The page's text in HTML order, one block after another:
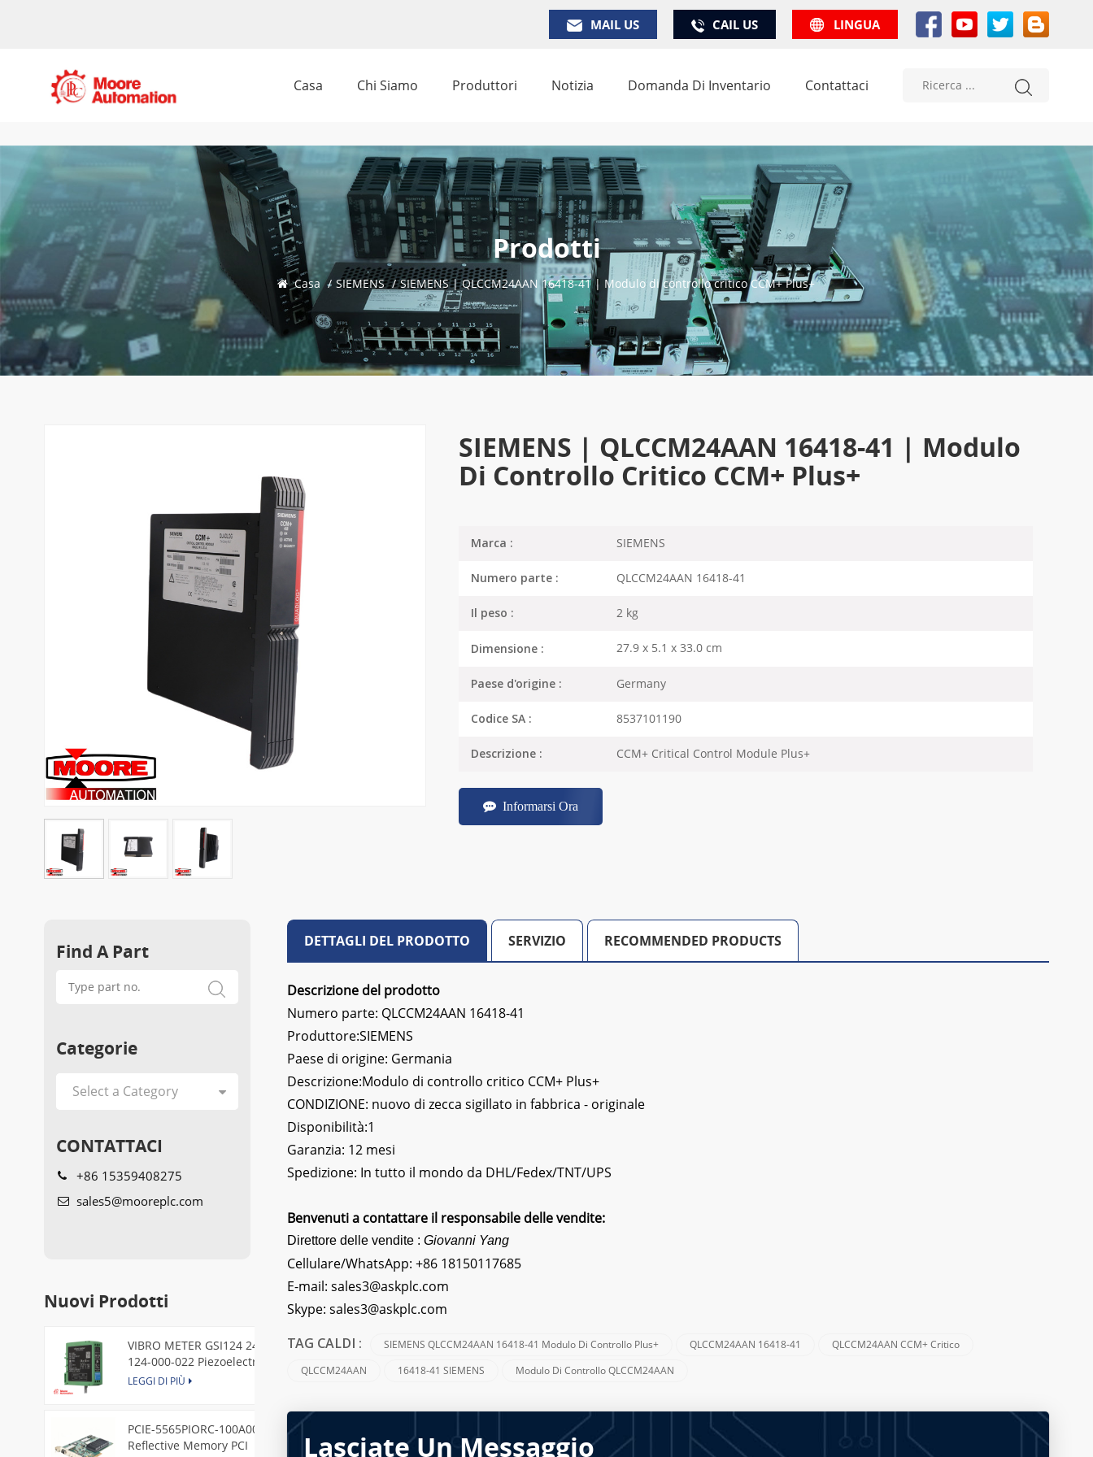
MAIL US CAIL US LINGUA
Casa Chi Siamo Produttori Notizia Domanda Di Inventario Contattaci
Prodotti
Casa / SIEMENS / SIEMENS | QLCCM24AAN 16418-41 | Modulo di controllo critico CCM+ Plus+
SIEMENS | QLCCM24AAN 16418-41 | Modulo
Di Controllo Critico CCM+ Plus+
Marca : SIEMENS
Numero parte : QLCCM24AAN 16418-41
Il peso : 2 kg
Dimensione : 27.9 x 5.1 x 33.0 cm
Paese d'origine : Germany
Codice SA : 8537101190
Descrizione : CCM+ Critical Control Module Plus+
Informarsi Ora
DETTAGLI DEL PRODOTTO SERVIZIO RECOMMENDED PRODUCTS
Descrizione del prodotto
Numero parte: QLCCM24AAN 16418-41
Produttore:SIEMENS
Paese di origine: Germania
Descrizione:Modulo di controllo critico CCM+ Plus+
CONDIZIONE: nuovo di zecca sigillato in fabbrica - originale
Disponibilità:1
Garanzia: 12 mesi
Spedizione: In tutto il mondo da DHL/Fedex/TNT/UPS
Benvenuti a contattare il responsabile delle vendite:
Direttore delle vendite :Giovanni Yang
Cellulare/WhatsApp:+86 18150117685
E-mail: sales3@askplc.com
Skype:sales3@askplc.com
TAG CALDI : SIEMENS QLCCM24AAN 16418-41 Modulo Di Controllo Plus+ QLCCM24AAN 16418-41
QLCCM24AAN CCM+ Critico
QLCCM24AAN
16418-41 SIEMENS Modulo Di Controllo QLCCM24AAN
Lasciate Un Messaggio
Find A Part
Categorie
CONTATTACI
+86 15359408275
sales5@mooreplc.com
Nuovi Prodotti
VIBRO METER GSI124 244-
124-000-022 Piezoelectric
Pressure Transducer
LEGGI DI PIÙ
PCIE-5565PIORC-100A00
Reflective Memory PCI